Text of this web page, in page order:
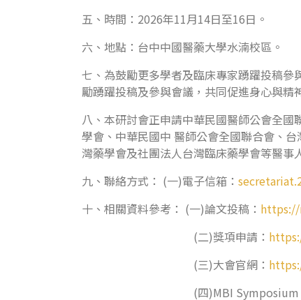
五、時間：2026年11月14日至16日。
六、地點：台中中國醫藥大學水湳校區。
七、為鼓勵更多學者及臨床專家踴躍投稿
勵踴躍投稿及參與會議，共同促進身心與精
八、本研討會正申請中華民國醫師公會全
學會、中華民國中 醫師公會全國聯合會、
灣藥學會及社團法人台灣臨床藥學會等醫事
九、聯絡方式： (一)電子信箱：
十、相關資料參考： (一)論文投稿：
(二)獎項申請：
(三)大會官網：
(四)MBI Symposium